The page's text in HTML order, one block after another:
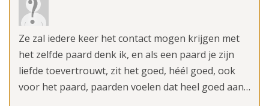
Ze zal iedere keer het contact mogen krijgen met
het zelfde paard denk ik, en als een paard je zijn
liefde toevertrouwt, zit het goed, héél goed, ook
voor het paard, paarden voelen dat heel goed aan…